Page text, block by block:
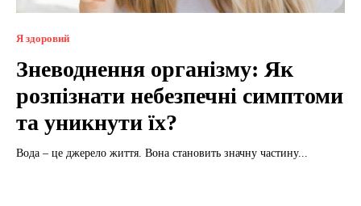
Я здоровий
Зневоднення організму: Як
розпізнати небезпечні симптоми
та уникнути їх?
Вода – це джерело життя. Вона становить значну частину...